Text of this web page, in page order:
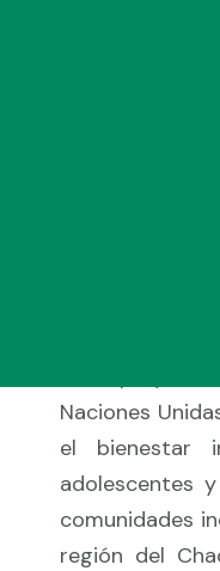
Naciones
el bienestar
adolescentes
comunidades
región del